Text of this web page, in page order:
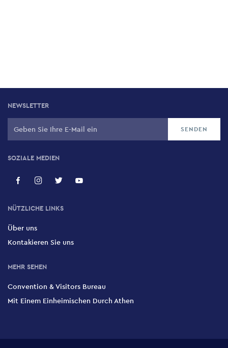
NEWSLETTER
SOZIALE MEDIEN
NÜTZLICHE LINKS
Über uns
Kontakieren Sie uns
MEHR SEHEN
Convention & Visitors Bureau
Mit Einem Einheimischen Durch Athen